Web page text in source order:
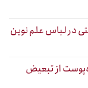
در لباس علم نوین
از تبعیض